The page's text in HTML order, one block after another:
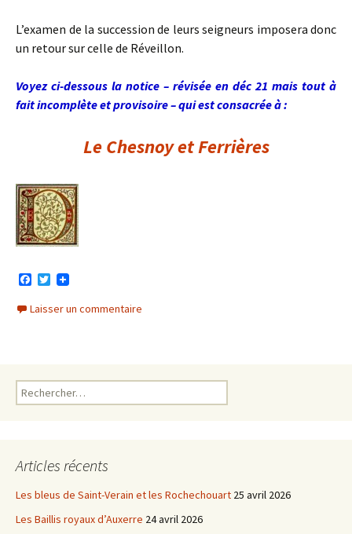
L’examen de la succession de leurs seigneurs imposera donc
un retour sur celle de Réveillon.
Voyez ci-dessous la notice – révisée en déc 21 mais tout à
fait incomplète et provisoire – qui est consacrée à :
Le Chesnoy et Ferrières
c
e
T
i
t
Laisser un commentaire
Rechercher :
Articles récents
Les bleus de Saint-Verain et les Rochechouart 25 avril 2026
Les Baillis royaux d’Auxerre 24 avril 2026